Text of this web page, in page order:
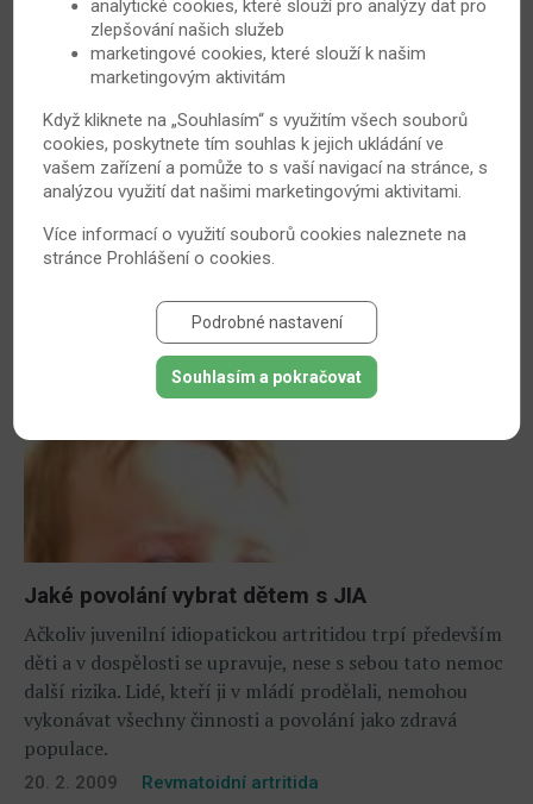
vyšším věku, nevyhýbá se ani mladým ženám, které by
rády založily rodinu. Sama revmatoidní artritida (RA)
mateřství nebrání a těhotenství může probíhat
nekomplikovaně. „Graviditu je ale nutno dobře
naplánovat na dobu, kdy je žena, respektive její nemoc,
v dobrém stavu, tedy s nižší aktivitou, a kdy nebere léky,
které se neslučují s těhotenstvím,“ upozorňuje MUDr.
Dana Tegzová z Revmatologického ústavu a
Revmatologické kliniky, 1. LF UK, Praha.
Revmatoidní artritida
Jaké povolání vybrat dětem s JIA
Ačkoliv juvenilní idiopatickou artritidou trpí především
děti a v dospělosti se upravuje, nese s sebou tato nemoc
další rizika. Lidé, kteří ji v mládí prodělali, nemohou
vykonávat všechny činnosti a povolání jako zdravá
populace.
20. 2. 2009 Revmatoidní artritida
analytické cookies, které slouží pro analýzy dat pro
zlepšování našich služeb
marketingové cookies, které slouží k našim
marketingovým aktivitám
Když kliknete na „Souhlasím“ s využitím všech souborů
cookies, poskytnete tím souhlas k jejich ukládání ve
vašem zařízení a pomůže to s vaší navigací na stránce, s
analýzou využití dat našimi marketingovými aktivitami.
Více informací o využití souborů cookies naleznete na
stránceProhlášení o cookies
Podrobné nastavení
Souhlasím a pokračovat